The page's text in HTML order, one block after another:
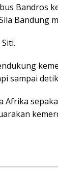
Bandros
Bandung
sampai
Afrika